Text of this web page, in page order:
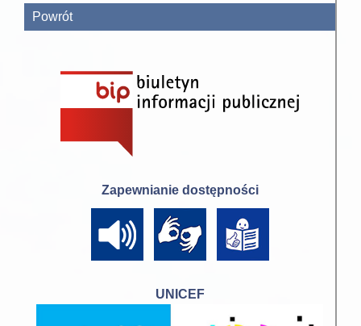
Powrót
Zapewnianie dostępności
UNICEF